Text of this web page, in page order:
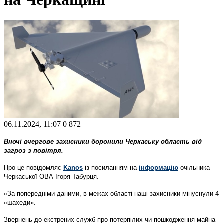
06.11.2024, 11:07 0 872
Вночі вчергове захисники боронили Черкаську область від
загроз з повітря.
Про це повідомляє Kanos із посиланням на інформацію очільника
Черкаської ОВА Ігоря Табурця.
«За попередніми даними, в межах області наші захисники мінуснули 4
«шахеди».
Звернень до екстрених служб про потерпілих чи пошкодження майна